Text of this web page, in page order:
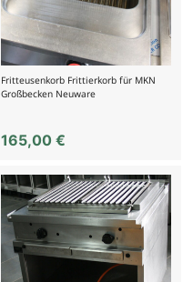
Fritteusenkorb Frittierkorb für MKN
Großbecken Neuware
165,00€